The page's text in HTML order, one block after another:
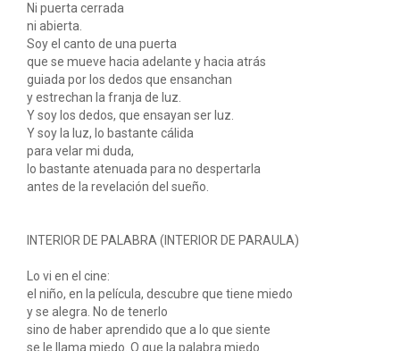
Ni puerta cerrada
ni abierta.
Soy el canto de una puerta
que se mueve hacia adelante y hacia atrás
guiada por los dedos que ensanchan
y estrechan la franja de luz.
Y soy los dedos, que ensayan ser luz.
Y soy la luz, lo bastante cálida
para velar mi duda,
lo bastante atenuada para no despertarla
antes de la revelación del sueño.
INTERIOR DE PALABRA (INTERIOR DE PARAULA)
Lo vi en el cine:
el niño, en la película, descubre que tiene miedo
y se alegra. No de tenerlo
sino de haber aprendido que a lo que siente
se le llama miedo. O que la palabra miedo